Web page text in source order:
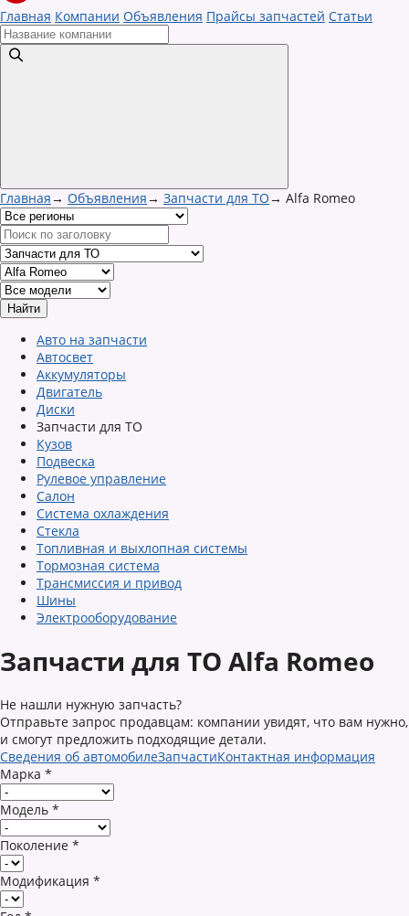
Главная Компании Объявления Прайсы запчастей Статьи
Главная→ Объявления→ Запчасти для ТО→ Alfa Romeo
Авто на запчасти
Автосвет
Аккумуляторы
Двигатель
Диски
Запчасти для ТО
Кузов
Подвеска
Рулевое управление
Салон
Система охлаждения
Стекла
Топливная и выхлопная системы
Тормозная система
Трансмиссия и привод
Шины
Электрооборудование
Запчасти для ТО Alfa Romeo
Не нашли нужную запчасть?
Отправьте запрос продавцам: компании увидят, что вам нужно,
и смогут предложить подходящие детали.
Сведения об автомобилеЗапчастиКонтактная информация
Марка *
Модель *
Поколение *
Модификация *